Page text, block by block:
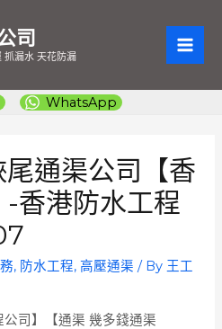
司
抓漏水 天花防漏
WhatsApp
通渠公司【香
香港防水工程
, 防水工程,高壓通渠 / By 王工
公司】【通渠 幾多錢通渠